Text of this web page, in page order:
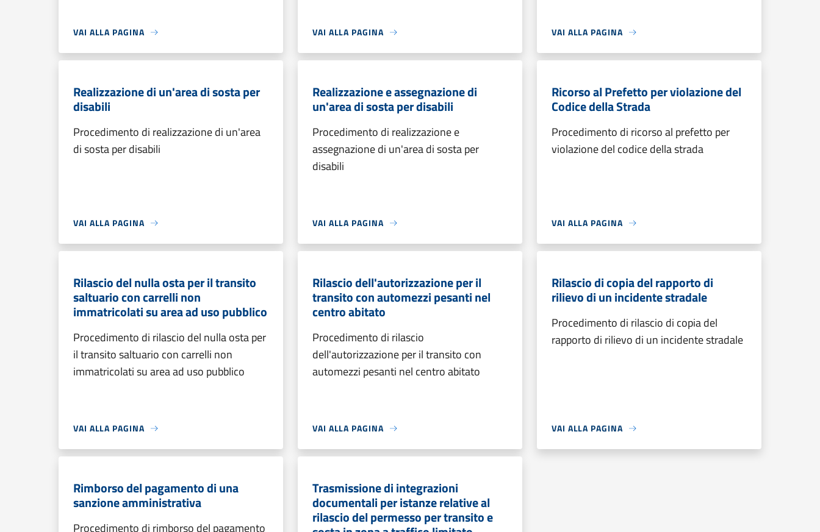
VAI ALLA PAGINA VAI ALLA PAGINA VAI ALLA PAGINA
Realizzazione di un'area di sosta per
disabili
Procedimento di realizzazione di un'area
di sosta per disabili
VAI ALLA PAGINA
Realizzazione e assegnazione di
un'area di sosta per disabili
Procedimento di realizzazione e
assegnazione di un'area di sosta per
disabili
VAI ALLA PAGINA
Ricorso al Prefetto per violazione del
Codice della Strada
Procedimento di ricorso al prefetto per
violazione del codice della strada
VAI ALLA PAGINA
Rilascio del nulla osta per il transito
saltuario con carrelli non
immatricolati su area ad uso pubblico
Procedimento di rilascio del nulla osta per
il transito saltuario con carrelli non
immatricolati su area ad uso pubblico
VAI ALLA PAGINA
Rilascio dell'autorizzazione per il
transito con automezzi pesanti nel
centro abitato
Procedimento di rilascio
dell'autorizzazione per il transito con
automezzi pesanti nel centro abitato
VAI ALLA PAGINA
Rilascio di copia del rapporto di
rilievo di un incidente stradale
Procedimento di rilascio di copia del
rapporto di rilievo di un incidente stradale
VAI ALLA PAGINA
Rimborso del pagamento di una
sanzione amministrativa
Procedimento di rimborso del pagamento
Trasmissione di integrazioni
documentali per istanze relative al
rilascio del permesso per transito e